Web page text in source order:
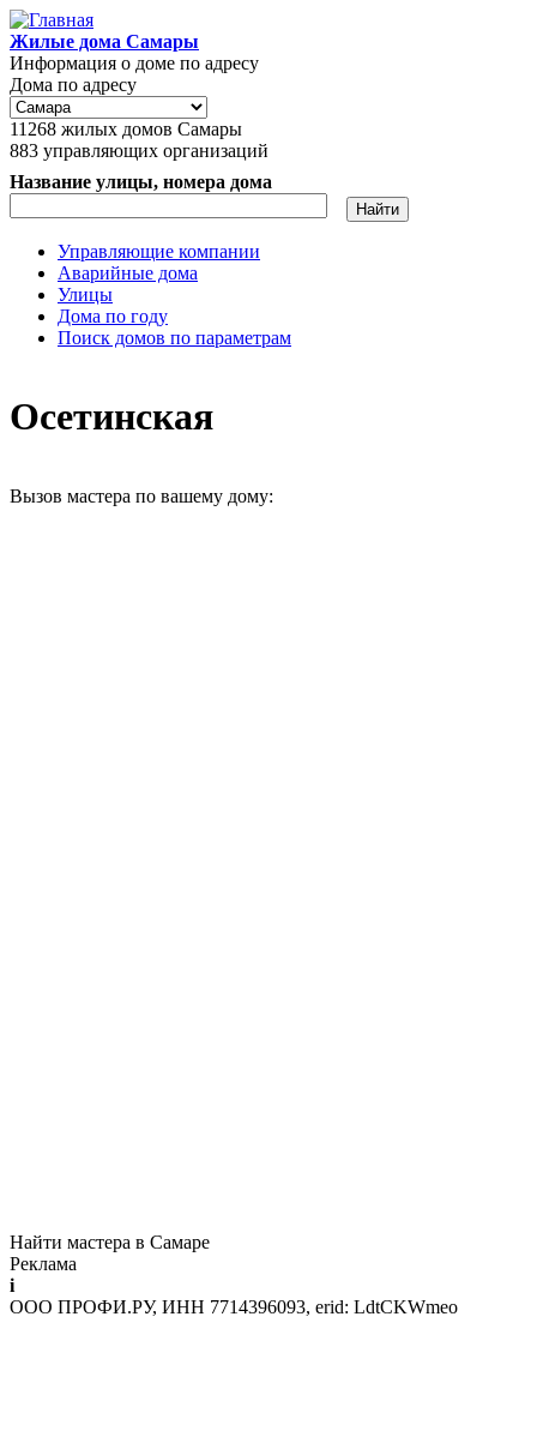
Перейти к основному содержанию
Жилые дома Самары
Информация о доме по адресу
Дома по адресу
11268 жилых домов Самары
883 управляющих организаций
Название улицы, номера дома
Главное меню
Управляющие компании
Аварийные дома
Улицы
Дома по году
Поиск домов по параметрам
Осетинская
Вызов мастера по вашему дому:
Найти мастера в Самаре
Реклама
i
ООО ПРОФИ.РУ, ИНН 7714396093, erid: LdtCKWmeo